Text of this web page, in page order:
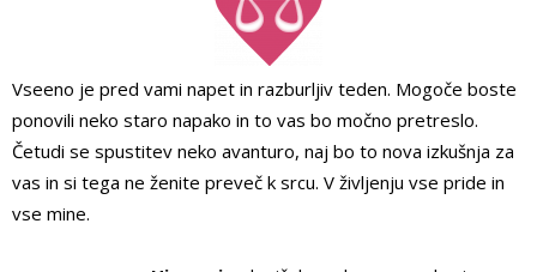
Vseeno je pred vami napet in razburljiv teden. Mogoče boste
ponovili neko staro napako in to vas bo močno pretreslo.
Četudi se spustitev neko avanturo, naj bo to nova izkušnja za
vas in si tega ne ženite preveč k srcu. V življenju vse pride in
vse mine.